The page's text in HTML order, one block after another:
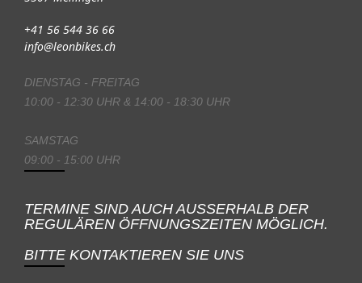
+41 56 544 36 66
info@leonbikes.ch
DIENSTAG - FREITAG
10:00 - 12:30 UHR & 14:00 - 18:30 UHR
SAMSTAG
09:00 - 15:00 UHR
TERMINE SIND AUCH AUSSERHALB DER
REGULÄREN ÖFFNUNGSZEITEN MÖGLICH.
BITTE KONTAKTIEREN SIE UNS